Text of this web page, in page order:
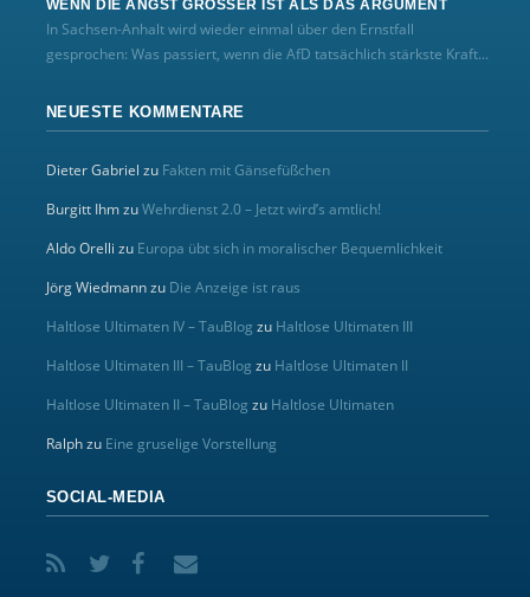
WENN DIE ANGST GRÖSSER IST ALS DAS ARGUMENT
In Sachsen-Anhalt wird wieder einmal über den Ernstfall
gesprochen: Was passiert, wenn die AfD tatsächlich stärkste Kraft...
NEUESTE KOMMENTARE
Dieter Gabriel zu Fakten mit Gänsefüßchen
Burgitt IhmzuWehrdienst 2.0 – Jetzt wird’s amtlich!
Aldo Orelli zu Europa übt sich in moralischer Bequemlichkeit
Jörg Wiedmannzu Die Anzeige ist raus
Haltlose Ultimaten IV – TauBlog zu Haltlose Ultimaten III
Haltlose Ultimaten III – TauBlog zu Haltlose Ultimaten II
Haltlose Ultimaten II – TauBlog zu Haltlose Ultimaten
Ralphzu Eine gruselige Vorstellung
SOCIAL-MEDIA